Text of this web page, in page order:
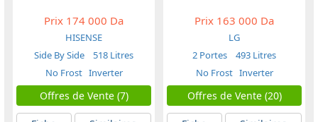
Prix 174 000 Da
HISENSE
Side By Side
518 Litres
No Frost Inverter
Offres de Vente (7)
Prix 163 000 Da
LG
2 Portes
493 Litres
No Frost Inverter
Offres de Vente (20)